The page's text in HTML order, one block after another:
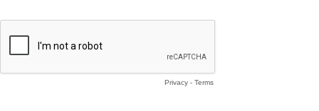
Privacy - Terms